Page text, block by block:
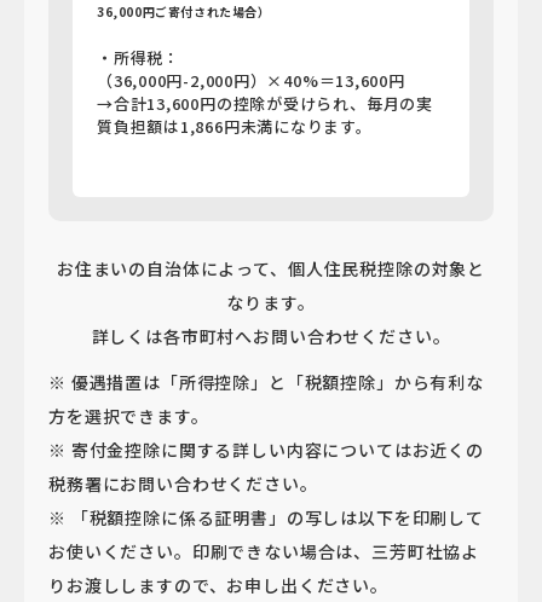
36,000円ご寄付された場合）
・所得税：
（36,000円-2,000円）×40%＝13,600円
→合計13,600円の控除が受けられ、 毎月の実
質負担額は1,866円未満になります。
お住まいの自治体によって、個人住民税控除の対象と
なります。
詳しくは各市町村へお問い合わせください。
※ 優遇措置は「所得控除」と「税額控除」から有利な
方を選択できます。
※ 寄付金控除に関する詳しい内容についてはお近くの
税務署にお問い合わせください。
※ 「税額控除に係る証明書」の写しは以下を印刷して
お使いください。印刷できない場合は、三芳町社協よ
りお渡ししますので、お申し出ください。